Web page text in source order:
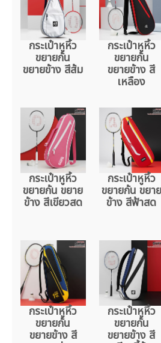
กระเป๋าหูหิ้ว
ขยายก้น
ขยายข้าง สีส้ม
กระเป๋าหูหิ้ว
ขยายก้น
ขยายข้าง สี
เหลือง
กระเป๋าหูหิ้ว
ขยายก้น ขยาย
ข้าง สีเขียวสด
กระเป๋าหูหิ้ว
ขยายก้น ขยาย
ข้าง สีฟ้าสด
กระเป๋าหูหิ้ว
ขยายก้น
ขยายข้าง สี
กระเป๋าหูหิ้ว
ขยายก้น
ขยายข้าง สี